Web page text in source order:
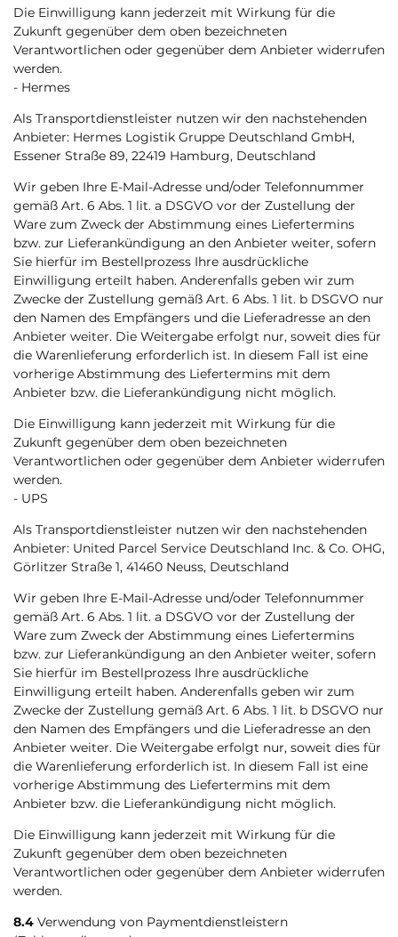
Die Einwilligung kann jederzeit mit Wirkung für die
Zukunft gegenüber dem oben bezeichneten
Verantwortlichen oder gegenüber dem Anbieter widerrufen
werden.
- Hermes
Als Transportdienstleister nutzen wir den nachstehenden
Anbieter: Hermes Logistik Gruppe Deutschland GmbH,
Essener Straße 89, 22419 Hamburg, Deutschland
Wir geben Ihre E-Mail-Adresse und/oder Telefonnummer
gemäß Art. 6 Abs. 1 lit. a DSGVO vor der Zustellung der
Ware zum Zweck der Abstimmung eines Liefertermins
bzw. zur Lieferankündigung an den Anbieter weiter, sofern
Sie hierfür im Bestellprozess Ihre ausdrückliche
Einwilligung erteilt haben. Anderenfalls geben wir zum
Zwecke der Zustellung gemäß Art. 6 Abs. 1 lit. b DSGVO nur
den Namen des Empfängers und die Lieferadresse an den
Anbieter weiter. Die Weitergabe erfolgt nur, soweit dies für
die Warenlieferung erforderlich ist. In diesem Fall ist eine
vorherige Abstimmung des Liefertermins mit dem
Anbieter bzw. die Lieferankündigung nicht möglich.
Die Einwilligung kann jederzeit mit Wirkung für die
Zukunft gegenüber dem oben bezeichneten
Verantwortlichen oder gegenüber dem Anbieter widerrufen
werden.
- UPS
Als Transportdienstleister nutzen wir den nachstehenden
Anbieter: United Parcel Service Deutschland Inc. & Co. OHG,
Görlitzer Straße 1, 41460 Neuss, Deutschland
Wir geben Ihre E-Mail-Adresse und/oder Telefonnummer
gemäß Art. 6 Abs. 1 lit. a DSGVO vor der Zustellung der
Ware zum Zweck der Abstimmung eines Liefertermins
bzw. zur Lieferankündigung an den Anbieter weiter, sofern
Sie hierfür im Bestellprozess Ihre ausdrückliche
Einwilligung erteilt haben. Anderenfalls geben wir zum
Zwecke der Zustellung gemäß Art. 6 Abs. 1 lit. b DSGVO nur
den Namen des Empfängers und die Lieferadresse an den
Anbieter weiter. Die Weitergabe erfolgt nur, soweit dies für
die Warenlieferung erforderlich ist. In diesem Fall ist eine
vorherige Abstimmung des Liefertermins mit dem
Anbieter bzw. die Lieferankündigung nicht möglich.
Die Einwilligung kann jederzeit mit Wirkung für die
Zukunft gegenüber dem oben bezeichneten
Verantwortlichen oder gegenüber dem Anbieter widerrufen
werden.
8.4 Verwendung von Paymentdienstleistern